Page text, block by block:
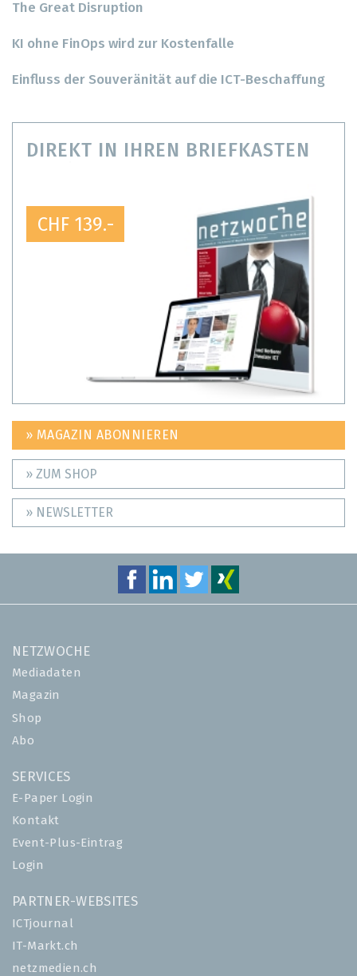
The Great Disruption
KI ohne FinOps wird zur Kostenfalle
Einfluss der Souveränität auf die ICT-Beschaffung
DIREKT IN IHREN BRIEFKASTEN
CHF 139.-
» MAGAZIN ABONNIEREN
» ZUM SHOP
» NEWSLETTER
NETZWOCHE
Mediadaten
Magazin
Shop
Abo
SERVICES
E-Paper Login
Kontakt
Event-Plus-Eintrag
Login
PARTNER-WEBSITES
ICTjournal
IT-Markt.ch
netzmedien.ch